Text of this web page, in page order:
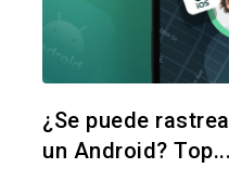
¿Se puede
un Android? Top...